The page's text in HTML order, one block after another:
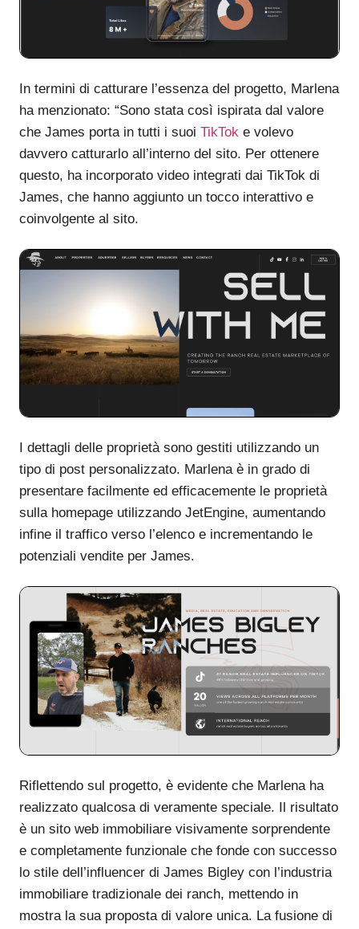
In termini di catturare l’essenza del progetto, Marlena
ha menzionato: “Sono stata così ispirata dal valore
che James porta in tutti i suoi TikTok e volevo
davvero catturarlo all’interno del sito. Per ottenere
questo, ha incorporato video integrati dai TikTok di
James, che hanno aggiunto un tocco interattivo e
coinvolgente al sito.
I dettagli delle proprietà sono gestiti utilizzando un
tipo di post personalizzato. Marlena è in grado di
presentare facilmente ed efficacemente le proprietà
sulla homepage utilizzando JetEngine, aumentando
infine il traffico verso l’elenco e incrementando le
potenziali vendite per James.
Riflettendo sul progetto, è evidente che Marlena ha
realizzato qualcosa di veramente speciale. Il risultato
è un sito web immobiliare visivamente sorprendente
e completamente funzionale che fonde con successo
lo stile dell’influencer di James Bigley con l’industria
immobiliare tradizionale dei ranch, mettendo in
mostra la sua proposta di valore unica. La fusione di